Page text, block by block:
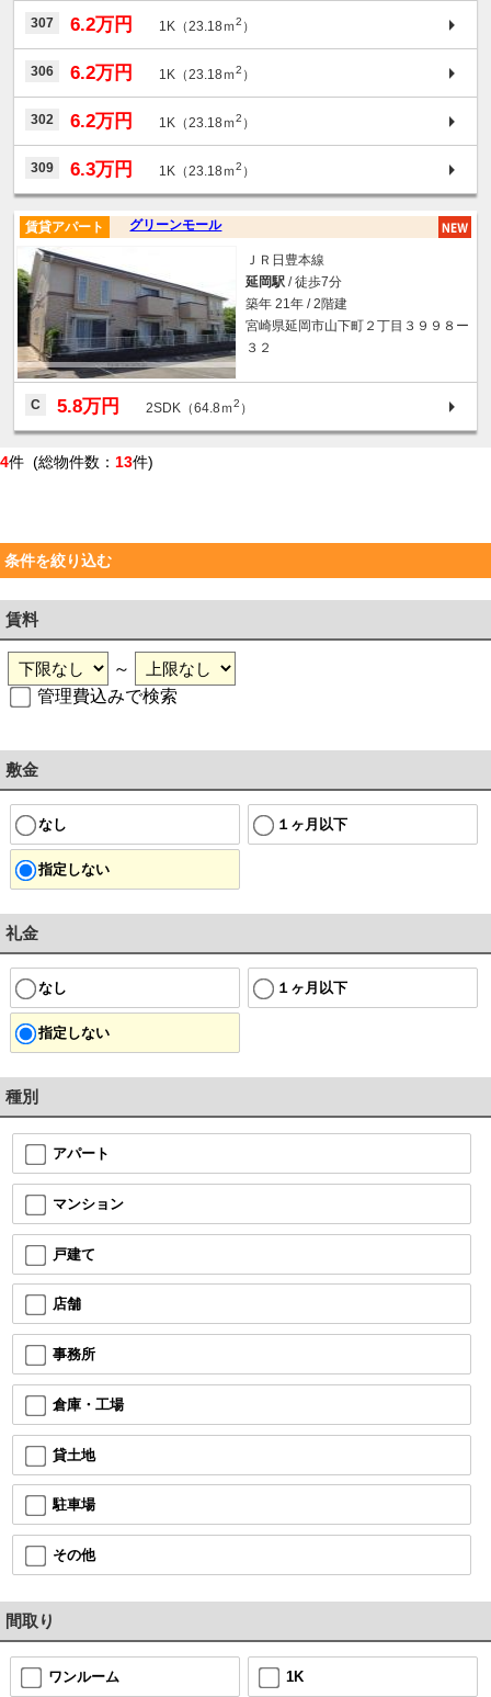
307 6.2万円 1K（23.18ｍ2 ）
306 6.2万円 1K（23.18ｍ2 ）
302 6.2万円 1K（23.18ｍ2 ）
309 6.3万円 1K（23.18ｍ2 ）
グリーンモール
賃貸アパート
ＪＲ日豊本線
延岡駅 / 徒歩7分
築年 21年 / 2階建
宮崎県延岡市山下町２丁目３９９８ー
３２
C 5.8万円 2SDK（64.8ｍ2 ）
4件 (総物件数： 13件)
条件を絞り込む
賃料
～
管理費込みで検索
敷金
なし １ヶ月以下
指定しない
礼金
なし １ヶ月以下
指定しない
種別
アパート
マンション
戸建て
店舗
事務所
倉庫・工場
貸土地
駐車場
その他
間取り
ワンルーム 1K